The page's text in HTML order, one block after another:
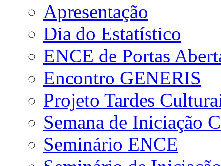
Apresentação
Dia do Estatístico
ENCE de Portas
Encontro GENERIS
Projeto Tardes
Semana de Iniciação
Seminário ENCE